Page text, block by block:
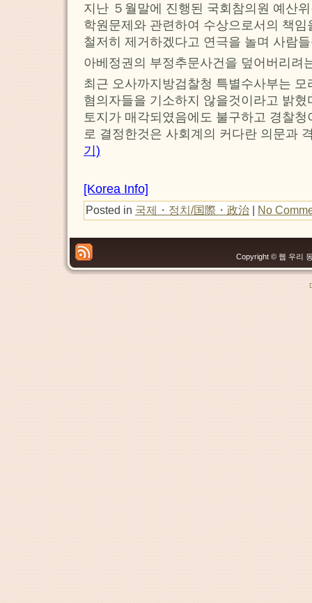
지난 ５월말에 진행된 국회참의원 예산
학원문제와 관련하여 수상으로서의 책
철저히 제거하겠다고 연극을 놀며 사람
아베정권의 부정추문사건을 덮어버리려
최근 오사까지방검찰청 특별수사부는
혐의자들을 기소하지 않을것이라고 밝
토지가 매각되였음에도 불구하고 경찰
로 결정한것은 사회계의 커다란 의문과
기)
[Korea Info]
Posted in 국제・정치/国際・政治 | No
Copyright © 웹 우리